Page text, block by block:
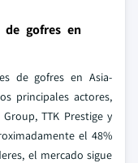
de gofres en
de gofres en Asia-
principales actores,
TTK Prestige y
el 48%
el mercado sigue